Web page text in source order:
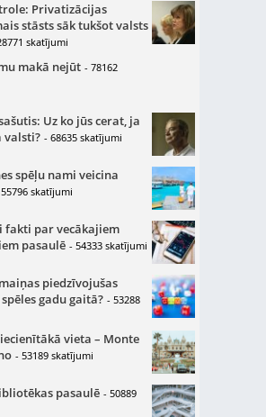
Privatizācijas
stāsts sāk tukšot valsts
skatījumi
makā nejūt - 78162
Uz ko jūs cerat, ja
valsti? - 68635 skatījumi
spēļu nami veicina
skatījumi
fakti par vecākajiem
pasaulē - 54333 skatījumi
piedzīvojušas
gadu gaitā? - 53288
vieta – Monte
- 53189 skatījumi
pasaulē - 50889